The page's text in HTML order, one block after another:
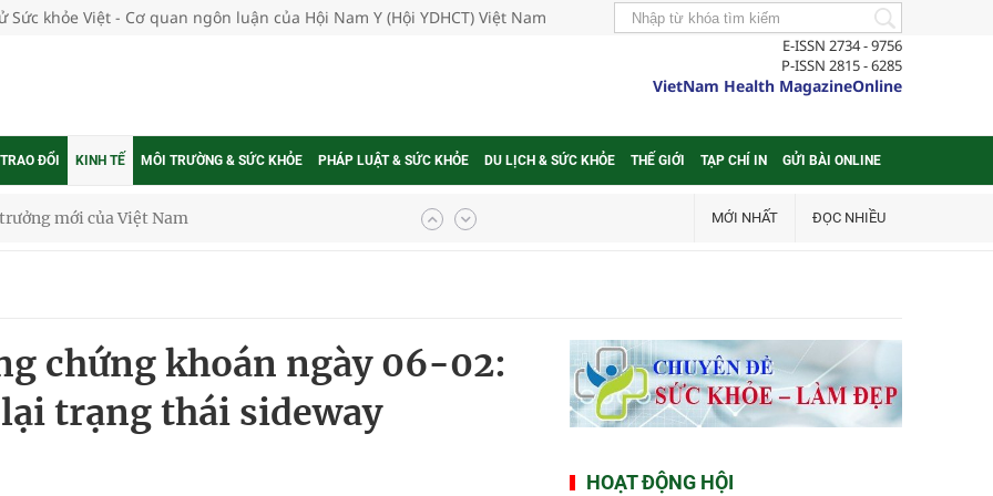
Sức khỏe Việt - Cơ quan ngôn luận của Hội Nam Y (Hội YDHCT) Việt Nam
E-ISSN 2734 - 9756
P-ISSN 2815 - 6285
VietNam Health MagazineOnline
ĐỔI KINH TẾ MÔI TRƯỜNG & SỨC KHỎE PHÁP LUẬT & SỨC KHỎE DU LỊCH & SỨC KHỎE THẾ GIỚI TẠP CHÍ IN GỬI BÀI ONLINE
hai cấp trong quản lý hoạt động nha khoa,
bảo hiểm y tế nếu không đăng ký khám theo yêu
MỚI NHẤT ĐỌC NHIỀU
chứng khoán ngày 06-02:
trạng thái sideway
HOẠT ĐỘNG HỘI